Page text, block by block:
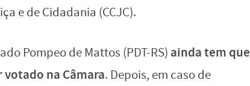
e de Cidadania (CCJC).
Pompeo de Mattos (PDT-RS) ainda tem que
na Câmara. Depois, em caso de